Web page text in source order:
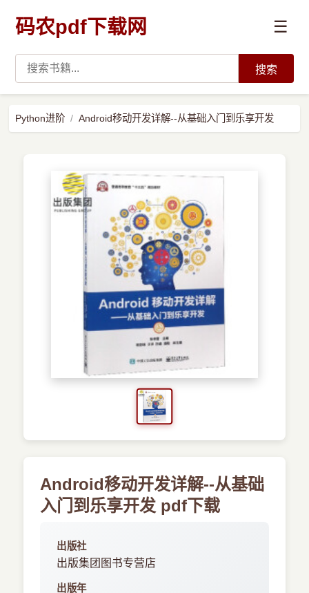
码农pdf下载网 ☰
预订书籍
搜索
Python进阶 Android移动开发详解--从基础入门到乐享开发
Android移动开发详解--从基础
入门到乐享开发 pdf下载
出版社
出版集团图书专营店
出版年